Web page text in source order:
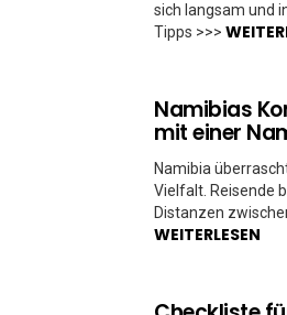
sich langsam und
Tipps >>>
Namibias
mit einer
Namibia
Vielfalt. Reisende
Distanzen
WEITERLESEN